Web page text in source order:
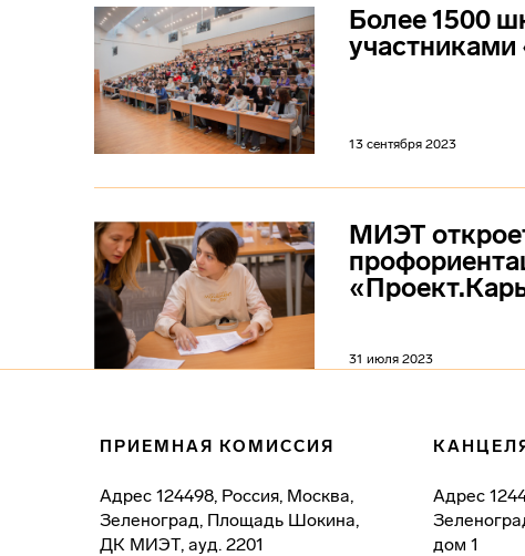
Более 1500
13 сентября 2023
МИЭТ
31 июля 2023
ПРИЕМНАЯ КОМИССИЯ
Адрес 124498, Россия, Москва,
Зеленоград, Площадь Шокина,
ДК МИЭТ, ауд. 2201
Адрес
дом 1